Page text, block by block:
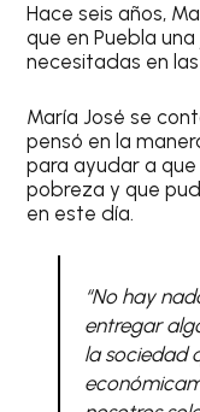
Hace seis años,
que en Puebla
necesitadas en las
María José se
pensó en la
para ayudar a
pobreza y que
en este día.
“No hay
entregar
la sociedad